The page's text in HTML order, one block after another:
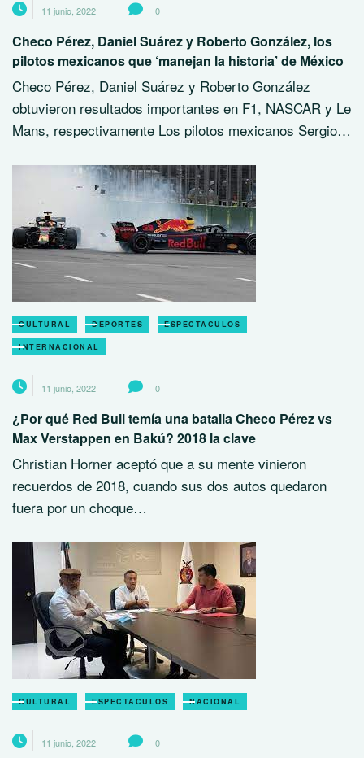
11 junio, 2022 0
Checo Pérez, Daniel Suárez y Roberto González, los
pilotos mexicanos que ‘manejan la historia’ de México
Checo Pérez, Daniel Suárez y Roberto González
obtuvieron resultados importantes en F1, NASCAR y Le
Mans, respectivamente Los pilotos mexicanos Sergio…
CULTURAL DEPORTES ESPECTACULOS
INTERNACIONAL
11 junio, 2022 0
¿Por qué Red Bull temía una batalla Checo Pérez vs
Max Verstappen en Bakú? 2018 la clave
Christian Horner aceptó que a su mente vinieron
recuerdos de 2018, cuando sus dos autos quedaron
fuera por un choque…
CULTURAL ESPECTACULOS NACIONAL
11 junio, 2022 0